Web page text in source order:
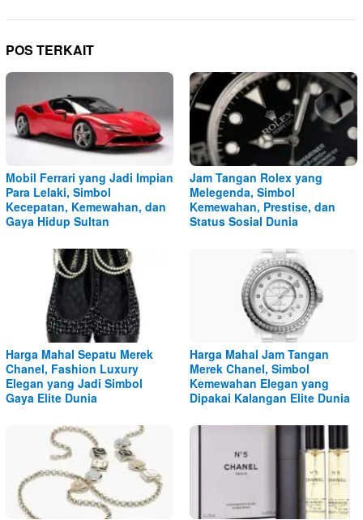
POS TERKAIT
Mobil Ferrari yang Jadi Impian
Para Lelaki, Simbol
Kecepatan, Kemewahan, dan
Gaya Hidup Sultan
Jam Tangan Rolex yang
Melegenda, Simbol
Kemewahan, Prestise, dan
Status Sosial Dunia
Harga Mahal Sepatu Merek
Chanel, Fashion Luxury
Elegan yang Jadi Simbol
Gaya Elite Dunia
Harga Mahal Jam Tangan
Merek Chanel, Simbol
Kemewahan Elegan yang
Dipakai Kalangan Elite Dunia